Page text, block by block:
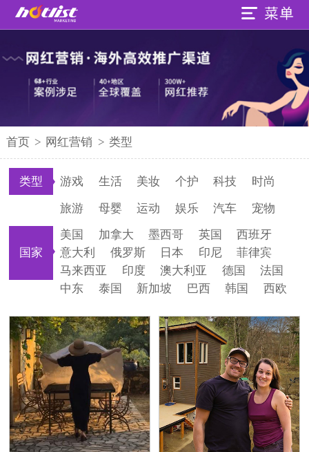
首页 > 网红营销 > 类型
类型 游戏 生活 美妆 个护 科技 时尚
旅游 母婴 运动 娱乐 汽车 宠物
国家
美国 加拿大 墨西哥 英国
西班牙
意大利
俄罗斯 日本 印尼
菲律宾
马来西亚
印度 澳大利亚 德国
法国
中东
泰国 新加坡 巴西 韩国 西欧